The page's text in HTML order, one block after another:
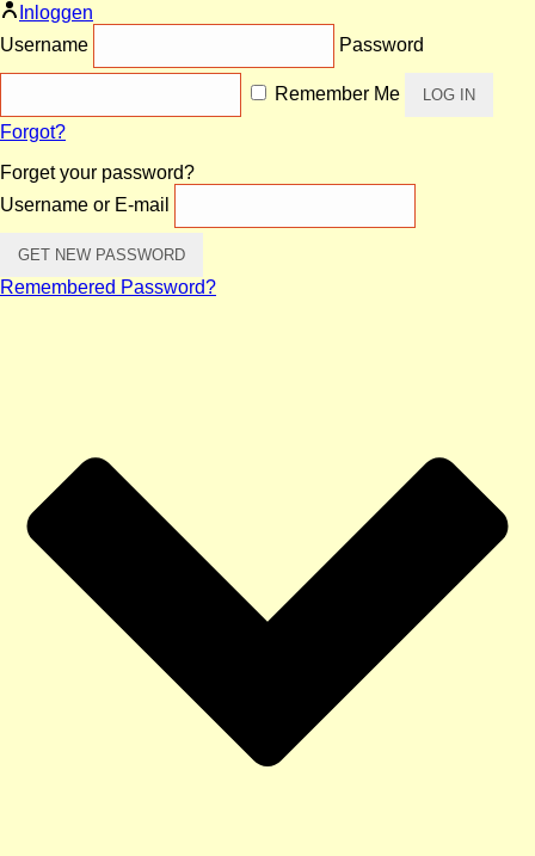
Inloggen
Username
Password
Remember Me
Forgot?
Forget your password?
Username or E-mail
Remembered Password?